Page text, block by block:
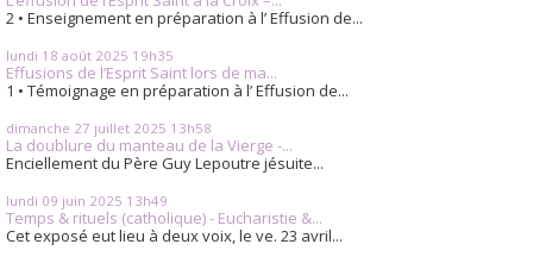
2 • Enseignement en préparation à l’ Effusion de...
lundi 18 août 2025 19h35
Effusions de l’Esprit Saint lors de ma...
1 • Témoignage en préparation à l’ Effusion de...
dimanche 27 juillet 2025 13h58
La doublure du manteau de la Vierge -...
Enciellement du Père Guy Lepoutre jésuite...
lundi 09 juin 2025 13h49
Temps & rituels (catholique) - Eucharistie &...
Cet exposé eut lieu à deux voix, le ve. 23 avril...